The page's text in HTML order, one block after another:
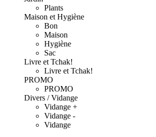
Plants
Maison et Hygiène
Bon
Maison
Hygiène
Sac
Livre et Tchak!
Livre et Tchak!
PROMO
PROMO
Divers / Vidange
Vidange +
Vidange -
Vidange